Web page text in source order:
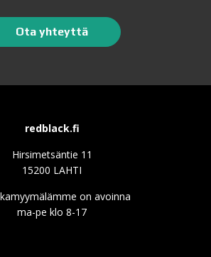
Ota yhteyttä
redblack.fi
Hirsimetsäntie 11
15200 LAHTI
on avoinna
ma-pe klo 8-17